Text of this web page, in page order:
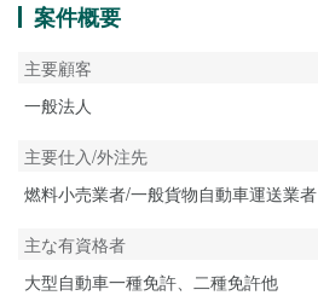
案件概要
主要顧客
一般法人
主要仕入/外注先
燃料小売業者/一般貨物自動車運送業者
主な有資格者
大型自動車一種免許、二種免許他